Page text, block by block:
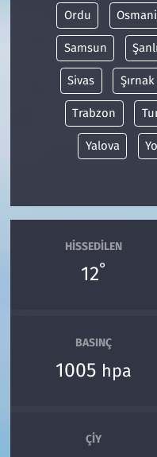
Ordu
Samsun
Sivas Şırnak
Trabzon
Yalova
HISSEDILEN
12°
BASINÇ
1005 hpa
ÇIY